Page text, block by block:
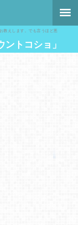
教えします。でも言うほど悪
トコショ」